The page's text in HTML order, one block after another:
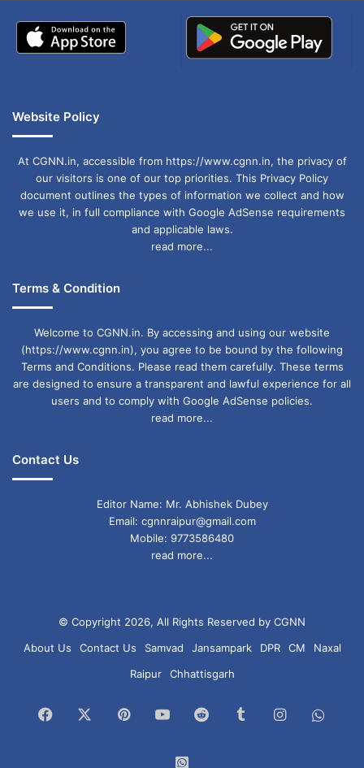
Website Policy
At CGNN.in, accessible from https://www.cgnn.in, the privacy of
our visitors is one of our top priorities. This Privacy Policy
document outlines the types of information we collect and how
we use it, in full compliance with Google AdSense requirements
and applicable laws.
read more...
Terms & Condition
Welcome to CGNN.in. By accessing and using our website
(https://www.cgnn.in), you agree to be bound by the following
Terms and Conditions. Please read them carefully. These terms
are designed to ensure a transparent and lawful experience for all
users and to comply with Google AdSense policies.
read more...
Contact Us
Editor Name: Mr. Abhishek Dubey
Email: cgnnraipur@gmail.com
Mobile: 9773586480
read more...
© Copyright 2026, All Rights Reserved by CGNN
About Us
Contact Us Samvad Jansampark DPR CM
Naxal
Raipur
Chhattisgarh
Facebook PinterestYouTubeReddit TumblrInstagram